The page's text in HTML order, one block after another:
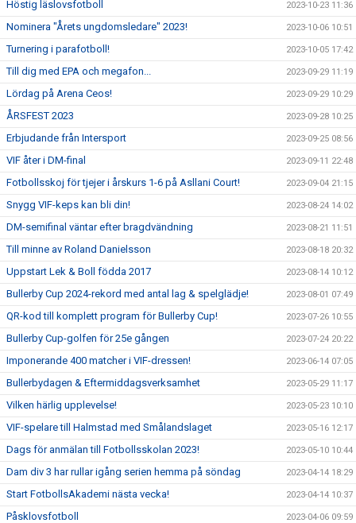
Höstig läslovsfotboll 2023-10-23 11:36
Nominera "Årets ungdomsledare" 2023! 2023-10-06 10:51
Turnering i parafotboll! 2023-10-05 17:42
Till dig med EPA och megafon... 2023-09-29 11:19
Lördag på Arena Ceos! 2023-09-29 10:29
ÅRSFEST 2023 2023-09-28 10:25
Erbjudande från Intersport 2023-09-25 08:56
VIF åter i DM-final 2023-09-11 22:48
Fotbollsskoj för tjejer i årskurs 1-6 på Asllani Court! 2023-09-04 21:15
Snygg VIF-keps kan bli din! 2023-08-24 14:02
DM-semifinal väntar efter bragdvändning 2023-08-21 11:51
Till minne av Roland Danielsson 2023-08-18 20:32
Uppstart Lek & Boll födda 2017 2023-08-14 10:12
Bullerby Cup 2024-rekord med antal lag & spelglädje! 2023-08-01 07:49
QR-kod till komplett program för Bullerby Cup! 2023-07-26 10:55
Bullerby Cup-golfen för 25e gången 2023-07-24 20:22
Imponerande 400 matcher i VIF-dressen! 2023-06-14 07:05
Bullerbydagen & Eftermiddagsverksamhet 2023-05-29 11:17
Vilken härlig upplevelse! 2023-05-23 10:10
VIF-spelare till Halmstad med Smålandslaget 2023-05-16 12:17
Dags för anmälan till Fotbollsskolan 2023! 2023-05-10 10:44
Dam div 3 har rullar igång serien hemma på söndag 2023-04-14 18:29
Start FotbollsAkademi nästa vecka! 2023-04-14 10:37
Påsklovsfotboll 2023-04-06 09:59